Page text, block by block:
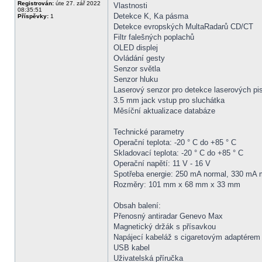
Registrován: úte 27. zář 2022
08:35:51
Příspěvky: 1
Vlastnosti
Detekce K, Ka pásma
Detekce evropských MultaRadarů CD/CT
Filtr falešných poplachů
OLED displej
Ovládání gesty
Senzor světla
Senzor hluku
Laserový senzor pro detekce laserových
3.5 mm jack vstup pro sluchátka
Měsíční aktualizace databáze
Technické parametry
Operační teplota: -20 ° C do +85 ° C
Skladovací teplota: -20 ° C do +85 ° C
Operační napětí: 11 V - 16 V
Spotřeba energie: 250 mA normal, 330 mA
Rozměry: 101 mm x 68 mm x 33 mm
Obsah balení:
Přenosný antiradar Genevo Max
Magnetický držák s přísavkou
Napájecí kabeláž s cigaretovým adaptérem
USB kabel
Uživatelská příručka